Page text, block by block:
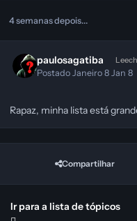
4 semanas depois...
paulosagatiba
Postado Janeiro 8 Jan 8
Rapaz, minha lista está
Compartilhar
Ir para a lista de tópicos